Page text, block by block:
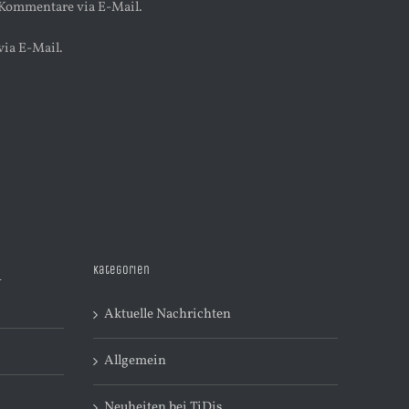
via E-Mail.
E-Mail.
Kategorien
Aktuelle Nachrichten
Allgemein